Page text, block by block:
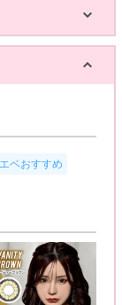
ベおすすめ